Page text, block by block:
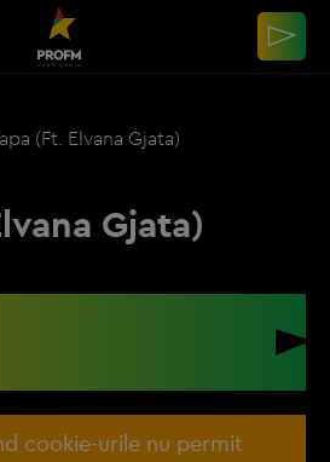
(ft. Elvana Gjata)
Gjata)
cookie-urile nu permit